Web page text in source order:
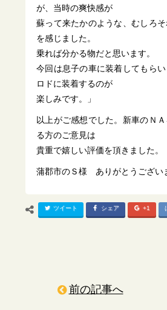
が、当時の爽快感が
蘇って来たかのような、むしろ
を感じました。
乗れば分かる物だと思います。
今回は息子の車に装着してもら
ロドに装着するのが
楽しみです。」
以上がご感想でした。新車のＮ
る方のご意見は
貴重で嬉しい評価を頂きました。
蒲郡市のＳ様 ありがとうござい
ツイート シェア +1
前の記事へ